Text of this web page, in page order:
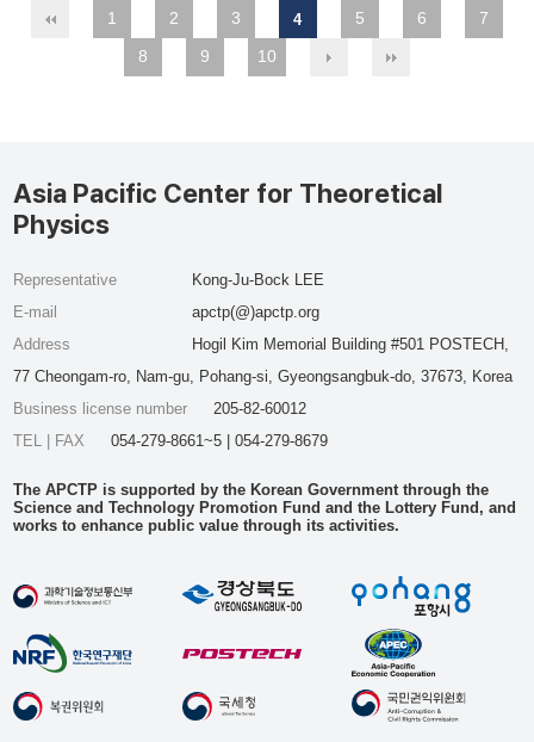
1 2 3 4 5 6
7
8
9 10
Asia Pacific Center for Theoretical
Physics
Representative
Kong-Ju-Bock LEE
E-mail
apctp(@)apctp.org
Address
Hogil Kim Memorial Building #501 POSTECH,
77 Cheongam-ro, Nam-gu, Pohang-si, Gyeongsangbuk-do, 37673, Korea
Business license number
205-82-60012
TEL | FAX
054-279-8661~5 | 054-279-8679
The APCTP is supported by the Korean Government through the
Science and Technology Promotion Fund and the Lottery Fund, and
works to enhance public value through its activities.